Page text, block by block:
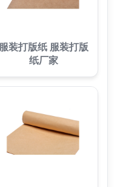
服装打版纸 服装打版
纸厂家